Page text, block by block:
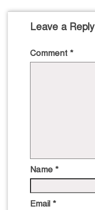
Leave a Reply
Comment *
Name *
Email *